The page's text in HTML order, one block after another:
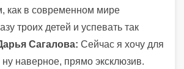
как в современном мире
троих детей и успевать так
Сагалова: Сейчас я хочу для
ну наверное, прямо эксклюзив.